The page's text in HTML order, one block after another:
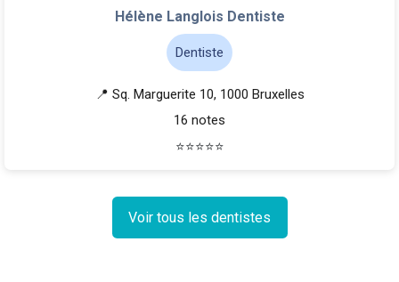
Hélène Langlois Dentiste
Dentiste
📍 Sq. Marguerite 10, 1000 Bruxelles
16 notes
⭐⭐⭐⭐⭐
Voir tous les dentistes